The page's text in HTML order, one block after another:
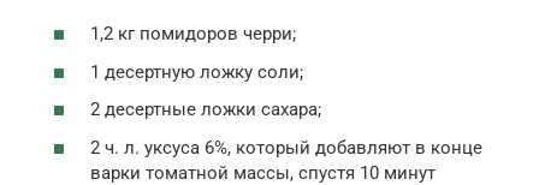
1,2 кг помидоров черри;
1 десертную ложку соли;
2 десертные ложки сахара;
2 ч. л. уксуса 6%, который добавляют в конце
варки томатной массы, спустя 10 минут